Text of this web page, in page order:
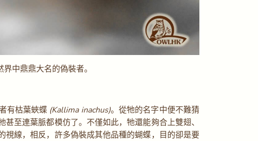
中鼎鼎大名的偽裝者。
有枯葉蛺蝶 (Kallima inachus)。從牠的名字中便不難猜
至連葉脈都模仿了。不僅如此，牠還能夠合上雙翅、
線，相反，許多偽裝成其他品種的蝴蝶，目的卻是要